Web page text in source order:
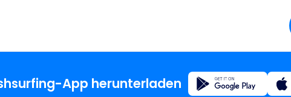
App herunterladen